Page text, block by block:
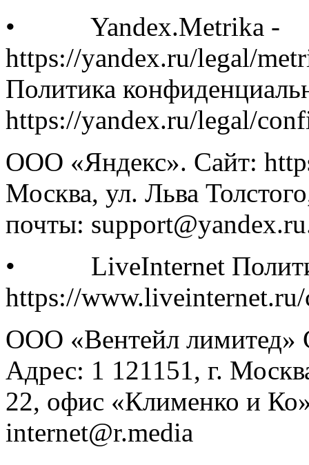
• Yandex.Metrika -
https://yandex.ru/legal/
Политика
https://yandex.ru/legal/
ООО «Яндекс». Сайт:
Москва, ул. Льва
почты:
• LiveInternet
https://
ООО «Вентейл лимитед»
Адрес: 1 121151, г.
22, офис «Клименко и
internet@r.media